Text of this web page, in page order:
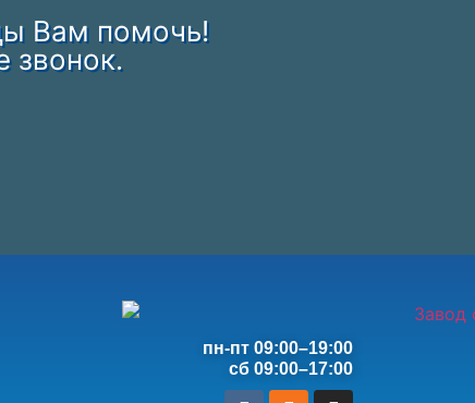
Вам помочь!
звонок.
пн-пт 09:00–19:00
сб 09:00–17:00